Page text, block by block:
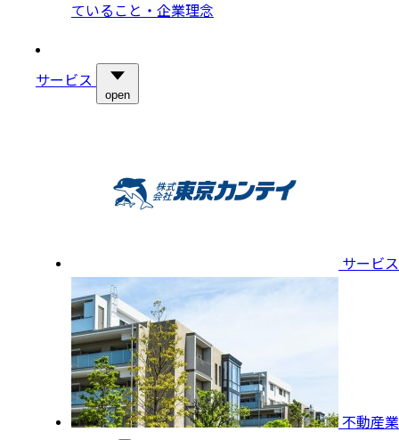
ていること・企業理念
サービス
open
サービス
不動産業